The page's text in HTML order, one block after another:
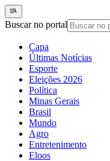
Buscar no portal
Capa
Últimas Notícias
Esporte
Eleições 2026
Política
Minas Gerais
Brasil
Mundo
Agro
Entretenimento
Eloos